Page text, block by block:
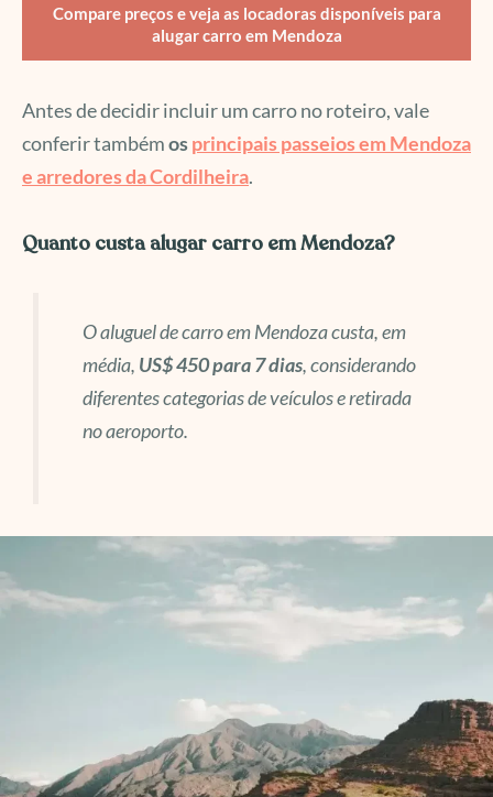
Compare preços e veja as locadoras disponíveis para
alugar carro em Mendoza
Antes de decidir incluir um carro no roteiro, vale
conferir tambémosprincipais passeios em Mendoza
e arredores da Cordilheira.
Quanto custa alugar carro em Mendoza?
O aluguel de carro em Mendoza custa, em
média, US$ 450 para 7 dias, considerando
diferentes categorias de veículos e retirada
no aeroporto.